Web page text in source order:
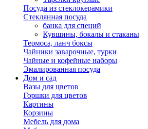
Посуда из стеклокерамики
Стеклянная посуда
банка для специй
Кувшины, бокалы и стаканы
Термоса, ланч боксы
Чайники заварочные, турки
Чайные и кофейные наборы
Эмалированная посуда
Дом и сад
Вазы для цветов
Горшки для цветов
Картины
Корзины
Мебель для дома